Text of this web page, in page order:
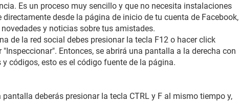
Es un proceso muy sencillo y que no necesita instalaciones
directamente desde la página de inicio de tu cuenta de Facebook,
y noticias sobre tus amistades.
de la red social debes presionar la tecla F12 o hacer click
"Inspeccionar". Entonces, se abrirá una pantalla a la derecha con
y códigos, esto es el código fuente de la página.
pantalla deberás presionar la tecla CTRL y F al mismo tiempo y,